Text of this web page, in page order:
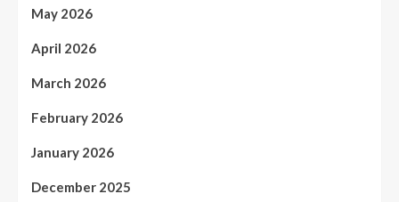
May 2026
April 2026
March 2026
February 2026
January 2026
December 2025